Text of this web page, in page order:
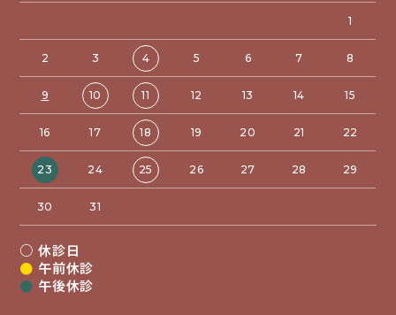
1
2 3 4 5 6 7 8
9 10 11 12 13 14 15
16 17 18 19 20 21 22
23 24 25 26 27 28 29
30 31
○ 休診日
● 午前休診
● 午後休診